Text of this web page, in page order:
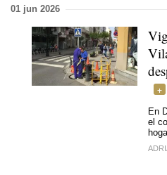
01 jun 2026
En
el